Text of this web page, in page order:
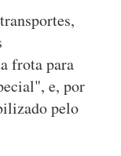
frota para
e, por
pelo